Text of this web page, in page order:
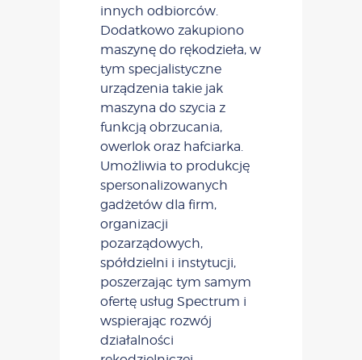
innych odbiorców.
Dodatkowo zakupiono
maszynę do rękodzieła, w
tym specjalistyczne
urządzenia takie jak
maszyna do szycia z
funkcją obrzucania,
owerlok oraz hafciarka.
Umożliwia to produkcję
spersonalizowanych
gadżetów dla firm,
organizacji
pozarządowych,
spółdzielni i instytucji,
poszerzając tym samym
ofertę usług Spectrum i
wspierając rozwój
działalności